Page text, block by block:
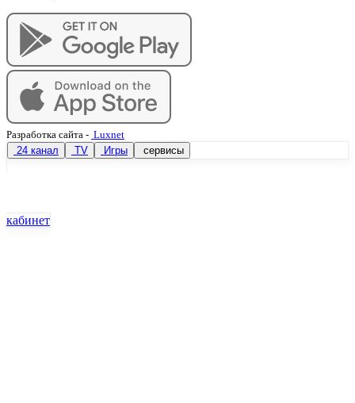
Разработка сайта - Luxnet
24 канал
TV Игры сервисы
кабинет